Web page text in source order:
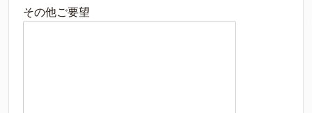
その他ご要望